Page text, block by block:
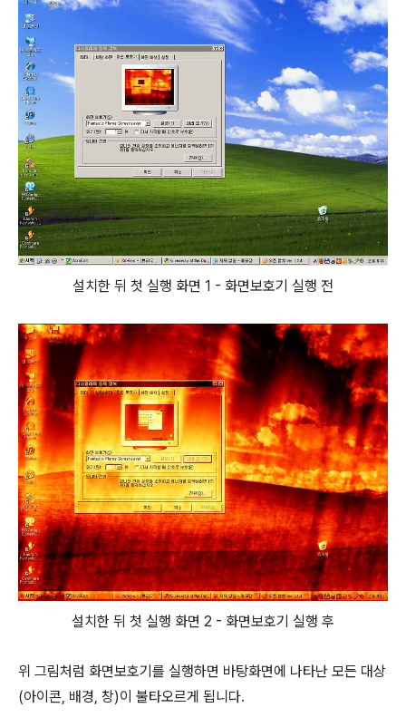
설치한 뒤 첫 실행 화면 1 - 화면보호기 실행 전
설치한 뒤 첫 실행 화면 2 - 화면보호기 실행 후
위 그림처럼 화면보호기를 실행하면 바탕화면에 나타난 모든 대상
(아이콘, 배경, 창)이 불타오르게 됩니다.